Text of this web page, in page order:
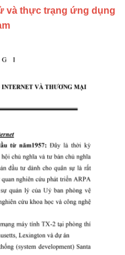
và thực trạng ứng dụng